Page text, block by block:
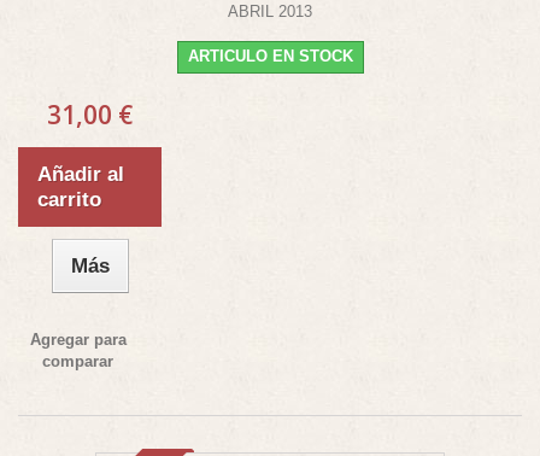
ABRIL 2013
ARTICULO EN STOCK
31,00 €
Añadir al
carrito
Más
Agregar para
comparar